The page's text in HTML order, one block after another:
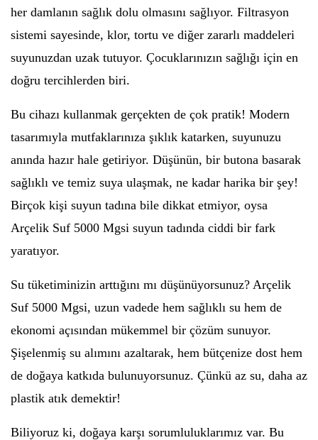
her damlanın sağlık dolu olmasını sağlıyor. Filtrasyon
sistemi sayesinde, klor, tortu ve diğer zararlı maddeleri
suyunuzdan uzak tutuyor. Çocuklarınızın sağlığı için en
doğru tercihlerden biri.
Bu cihazı kullanmak gerçekten de çok pratik! Modern
tasarımıyla mutfaklarınıza şıklık katarken, suyunuzu
anında hazır hale getiriyor. Düşünün, bir butona basarak
sağlıklı ve temiz suya ulaşmak, ne kadar harika bir şey!
Birçok kişi suyun tadına bile dikkat etmiyor, oysa
Arçelik Suf 5000 Mgsi suyun tadında ciddi bir fark
yaratıyor.
Su tüketiminizin arttığını mı düşünüyorsunuz? Arçelik
Suf 5000 Mgsi, uzun vadede hem sağlıklı su hem de
ekonomi açısından mükemmel bir çözüm sunuyor.
Şişelenmiş su alımını azaltarak, hem bütçenize dost hem
de doğaya katkıda bulunuyorsunuz. Çünkü az su, daha az
plastik atık demektir!
Biliyoruz ki, doğaya karşı sorumluluklarımız var. Bu